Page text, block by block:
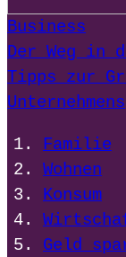
Business
Der Weg
Tipps zur
Unternehmens
Familie
Wohnen
Konsum
Geld